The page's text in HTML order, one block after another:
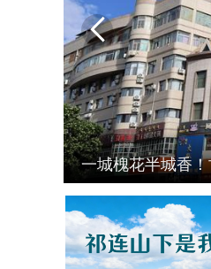
云映木塔 韵满甘
